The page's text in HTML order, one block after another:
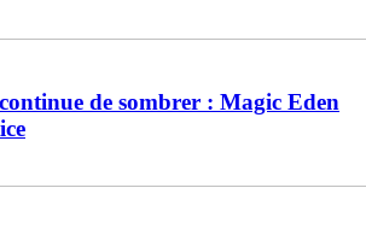
de sombrer : Magic Eden